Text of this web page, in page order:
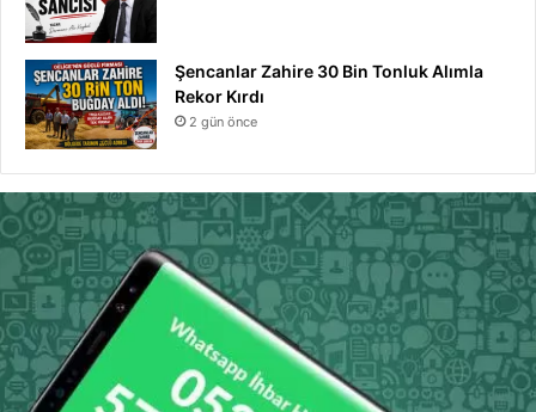
Şencanlar Zahire 30 Bin Tonluk Alımla
Rekor Kırdı
2 gün önce